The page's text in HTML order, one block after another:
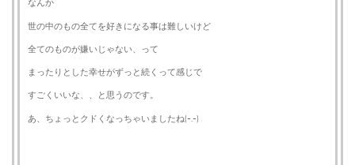
なんか
世の中のもの全てを好きになる事は難しいけど
全てのものが嫌いじゃない、って
まったりとした幸せがずっと続くって感じで
すごくいいな、、と思うのです。
あ、ちょっとクドくなっちゃいましたね(-.-)